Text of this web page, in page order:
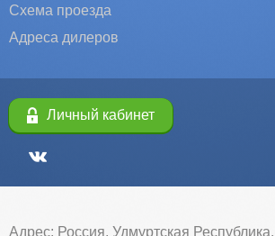
Схема проезда
Адреса дилеров
Личный кабинет
Адрес: Россия, Удмуртская